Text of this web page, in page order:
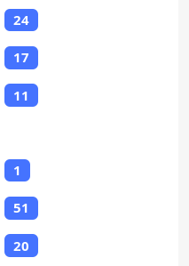
24
17
11
1
51
20